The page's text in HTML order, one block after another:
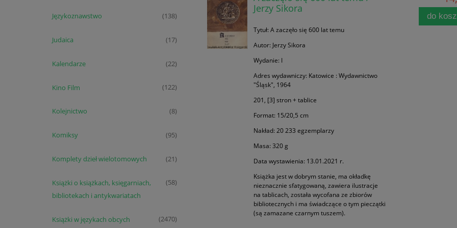
Językoznawstwo (138)
Judaica (17)
Kalendarze (22)
Kino Film (122)
Kolejnictwo (8)
Komiksy (95)
Komplety dzieł wielotomowych (21)
Książki o książkach, księgarniach,
bibliotekach i antykwariatach
(58)
Książki w językach obcych (2470)
Jerzy Sikora
Tytuł: A zaczęło się 600 lat temu
Autor: Jerzy Sikora
Wydanie: I
Adres wydawniczy: Katowice : Wydawnictwo
"Śląsk", 1964
201, [3] stron + tablice
Format: 15/20,5 cm
Nakład: 20 233 egzemplarzy
Masa: 320 g
Data wystawienia: 13.01.2021 r.
Książka jest w dobrym stanie, ma okładkę
nieznacznie sfatygowaną, zawiera ilustracje
na tablicach, została wycofana ze zbiorów
bibliotecznych i ma świadczące o tym pieczątki
(są zamazane czarnym tuszem).
do